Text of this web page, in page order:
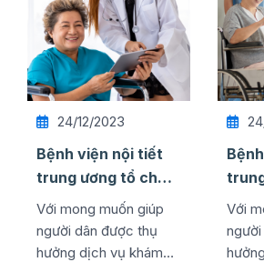
24/12/2023
Bệnh viện nội tiết
trung ương tổ chức
thành công lễ kỷ
niệm ngày quốc tế
...
Với mong muốn giúp
người dân được thụ
hưởng dịch vụ khám
niệm
...
Với